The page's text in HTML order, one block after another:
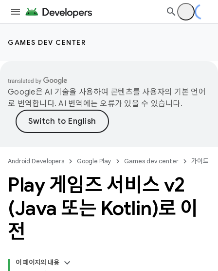
GAMES DEV CENTER
Google은 AI 기술을 사용하여 콘텐츠를 사용자의 기본 언어
로 번역합니다. AI 번역에는 오류가 있을 수 있습니다.
Android Developers Google Play Games dev center 가이드
Play 게임즈 서비스 v2
(Java 또는 Kotlin)로 이
전
이 페이지의 내용